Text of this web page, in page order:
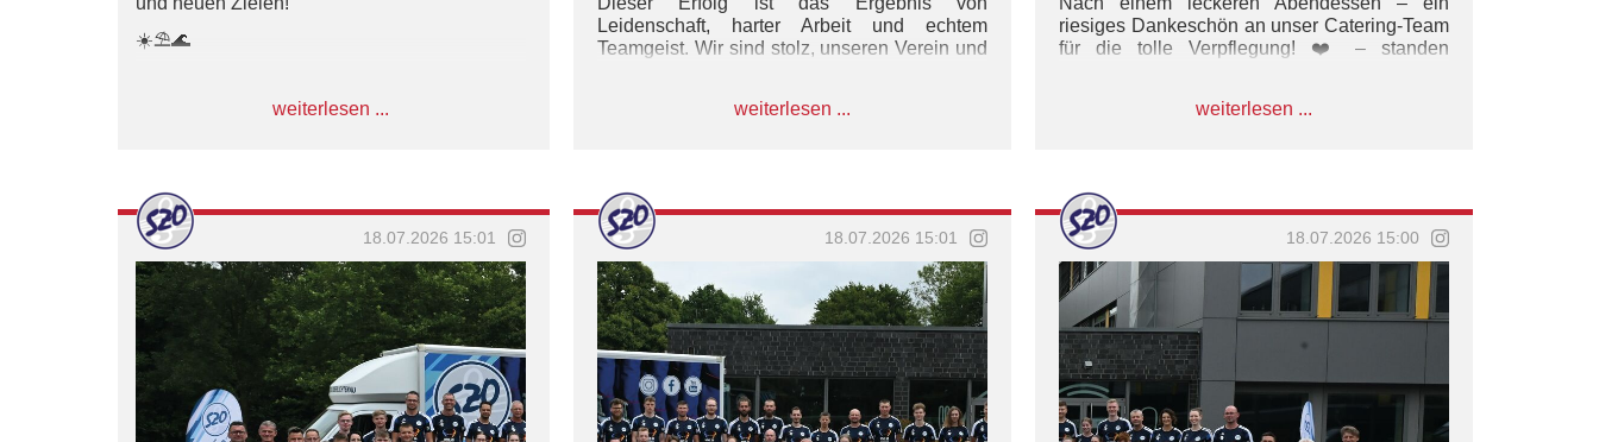
☀️⛱️🌊
#sommerpause #sommer Juniorband
weiterlesen ...
Leidenschaft, harter Arbeit und echtem
Teamgeist. Wir sind stolz, unseren Verein und
diesem Weg begleitet und unterstützt haben.
Ohne euch wäre das alles nicht möglich
gewesen.
Herzlichen Glückwunsch an den neuen
Weltmeister K&G Leiden zu dieser
herausragenden Leistung! 👏
#WMC2026 #szoroadtowmc
#WorldMusicContest #SZO
#marschunddrillkontingent
weiterlesen ...
riesiges Dankeschön an unser Catering-Team
für die tolle Verpflegung! ❤️ – standen
haben. Ein emotionales Video mit
Rückblicken auf unseren bisherigen Weg und
vielen Grußbotschaften sorgte für
Gänsehautmomente.
Als kleine Überraschung wartete
anschließend auf jeder Luftmatratze noch ein
persönliches Geschenk – eine schöne Geste,
die den Teamgeist noch einmal gestärkt hat.
Morgen ist es soweit. WMC 2026 – wir sind
bereit! 💙🤍
weiterlesen ...
18.07.2026 15:01 18.07.2026 15:01 18.07.2026 15:00